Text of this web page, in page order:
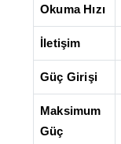
Okuma Hızı
İletişim
Güç Girişi
Maksimum
Güç